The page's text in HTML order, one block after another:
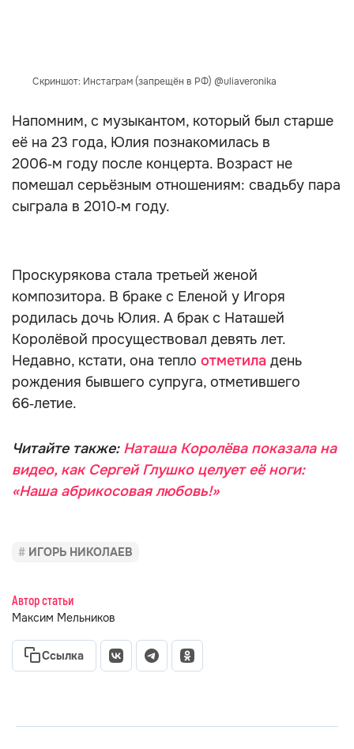
Скриншот: Инстаграм (запрещён в РФ) @uliaveronika
Напомним, с музыкантом, который был старше
её на 23 года, Юлия познакомилась в
2006‑м году после концерта. Возраст не
помешал серьёзным отношениям: свадьбу пара
сыграла в 2010‑м году.
Проскурякова стала третьей женой
композитора. В браке с Еленой у Игоря
родилась дочь Юлия. А брак с Наташей
Королёвой просуществовал девять лет.
Недавно, кстати, она тепло отметила день
рождения бывшего супруга, отметившего
66‑летие.
Читайте также: Наташа Королёва показала на
видео, как Сергей Глушко целует её ноги:
«Наша абрикосовая любовь!»
ИГОРЬ НИКОЛАЕВ
Автор статьи
Максим Мельников
Ссылка